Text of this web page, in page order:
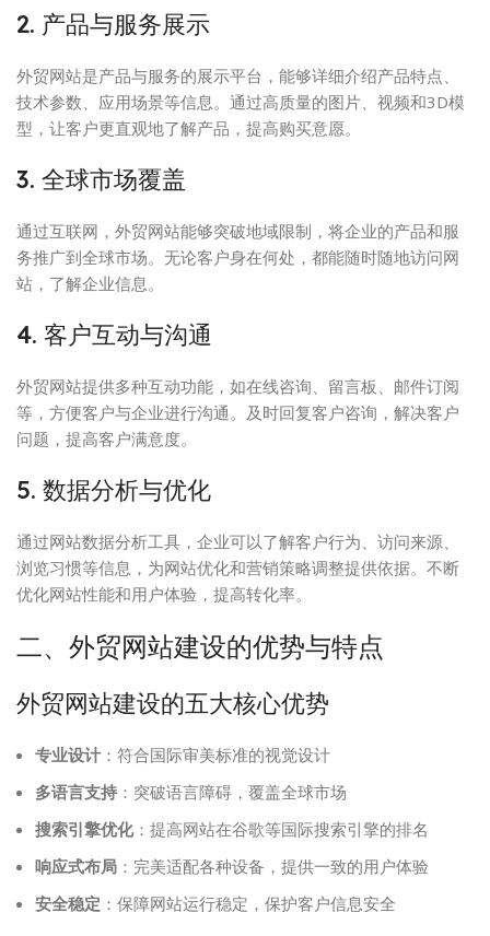
2. 产品与服务展示
外贸网站是产品与服务的展示平台，能够详细介绍产品特点、
技术参数、应用场景等信息。通过高质量的图片、视频和3D模
型，让客户更直观地了解产品，提高购买意愿。
3. 全球市场覆盖
通过互联网，外贸网站能够突破地域限制，将企业的产品和服
务推广到全球市场。无论客户身在何处，都能随时随地访问网
站，了解企业信息。
4. 客户互动与沟通
外贸网站提供多种互动功能，如在线咨询、留言板、邮件订阅
等，方便客户与企业进行沟通。及时回复客户咨询，解决客户
问题，提高客户满意度。
5. 数据分析与优化
通过网站数据分析工具，企业可以了解客户行为、访问来源、
浏览习惯等信息，为网站优化和营销策略调整提供依据。不断
优化网站性能和用户体验，提高转化率。
二、外贸网站建设的优势与特点
外贸网站建设的五大核心优势
专业设计 ：符合国际审美标准的视觉设计
多语言支持 ：突破语言障碍，覆盖全球市场
搜索引擎优化：提高网站在谷歌等国际搜索引擎的排名
响应式布局 ：完美适配各种设备，提供一致的用户体验
安全稳定 ：保障网站运行稳定，保护客户信息安全